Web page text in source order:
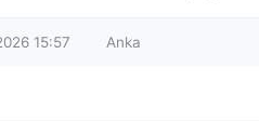
15:57 Anka